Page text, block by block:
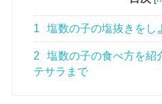
1 塩数の子の塩抜きをし
2
塩数の子の食べ方を紹
テサラまで